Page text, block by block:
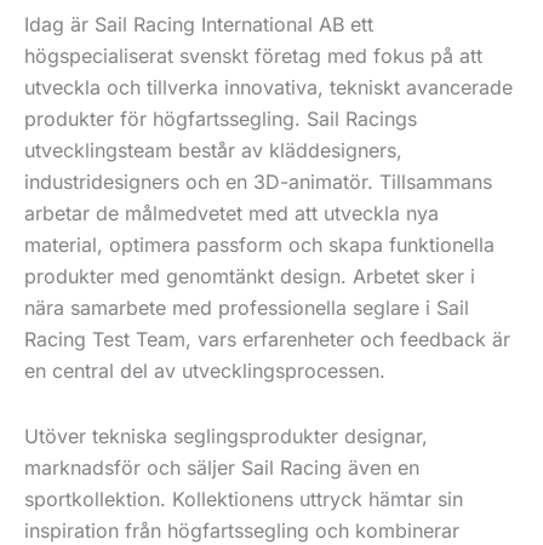
Idag är Sail Racing International AB ett
högspecialiserat svenskt företag med fokus på att
utveckla och tillverka innovativa, tekniskt avancerade
produkter för högfartssegling. Sail Racings
utvecklingsteam består av kläddesigners,
industridesigners och en 3D-animatör. Tillsammans
arbetar de målmedvetet med att utveckla nya
material, optimera passform och skapa funktionella
produkter med genomtänkt design. Arbetet sker i
nära samarbete med professionella seglare i Sail
Racing Test Team, vars erfarenheter och feedback är
en central del av utvecklingsprocessen.
Utöver tekniska seglingsprodukter designar,
marknadsför och säljer Sail Racing även en
sportkollektion. Kollektionens uttryck hämtar sin
inspiration från högfartssegling och kombinerar